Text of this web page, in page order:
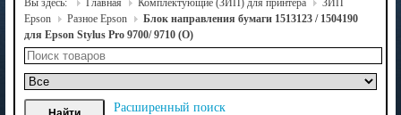
Epson
Разное Epson
Блок направления бумаги 1513123 / 1504190
для Epson Stylus Pro 9700/ 9710 (O)
Расширенный поиск